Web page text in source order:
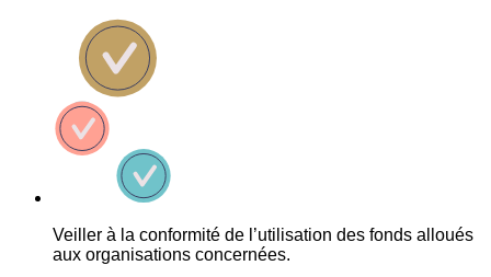
Veiller à la conformité de l’utilisation des fonds alloués
aux organisations concernées.